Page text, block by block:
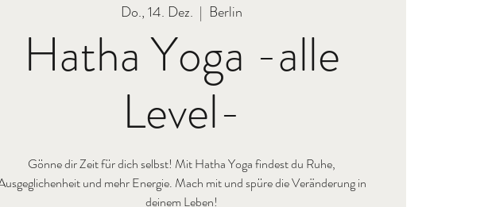
Do., 14. Dez.
  |
Berlin
Hatha Yoga -alle
Level-
Gönne dir Zeit für dich selbst! Mit Hatha Yoga findest du Ruhe,
und mehr Energie. Mach mit und spüre die Veränderung in
deinem Leben!